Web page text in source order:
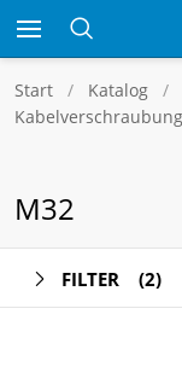
Start Katalog
M32
FILTER (2)